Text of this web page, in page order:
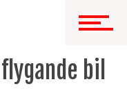
bil